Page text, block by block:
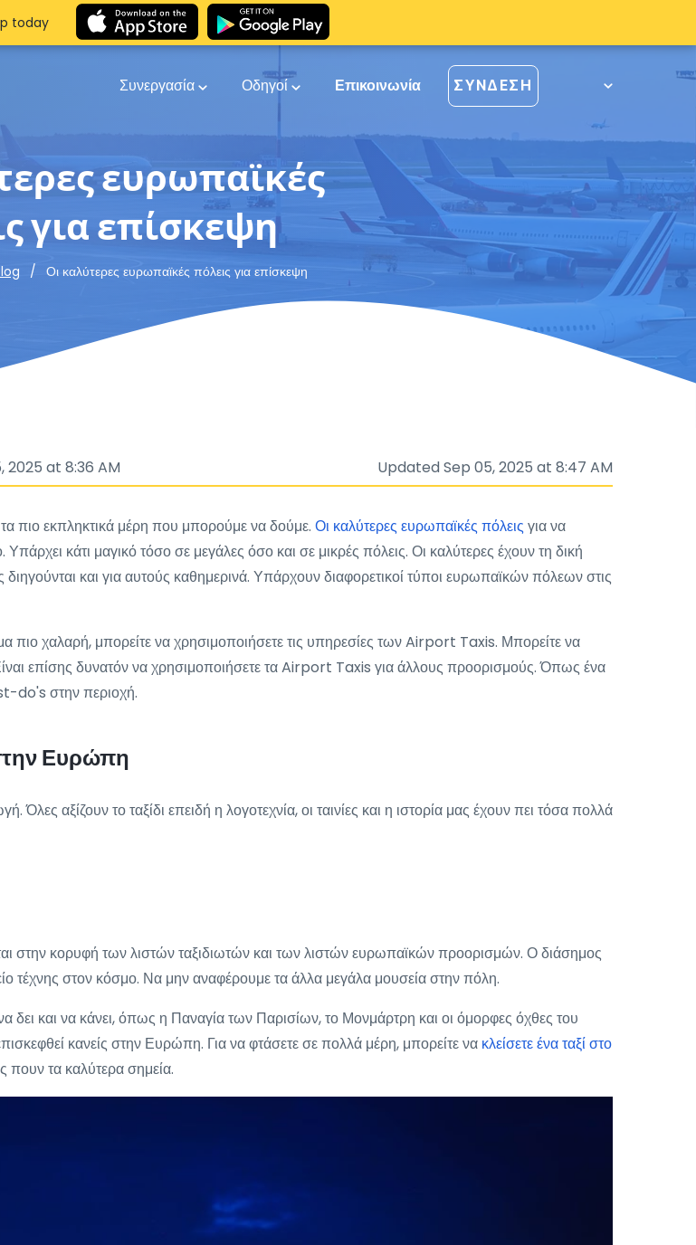
Συνεργασία Οδηγοί Επικοινωνία ΣΎΝΔΕΣΗ
ευρωπαϊκές
για επίσκεψη
Οι καλύτερες ευρωπαϊκές πόλεις για επίσκεψη
today
2025 at 8:36 AM Updated Sep 05, 2025 at 8:47 AM
πιο εκπληκτικά μέρη που μπορούμε να δούμε. Οι καλύτερες ευρωπαϊκές πόλεις για να
κάτι μαγικό τόσο σε μεγάλες όσο και σε μικρές πόλεις. Οι καλύτερες έχουν τη δική
και για αυτούς καθημερινά. Υπάρχουν διαφορετικοί τύποι ευρωπαϊκών πόλεων στις
πιο χαλαρή, μπορείτε να χρησιμοποιήσετε τις υπηρεσίες των Airport Taxis. Μπορείτε να
Είναι επίσης δυνατόν να χρησιμοποιήσετε τα Airport Taxis για άλλους προορισμούς. Όπως ένα
do's στην περιοχή.
Ευρώπη
αξίζουν το ταξίδι επειδή η λογοτεχνία, οι ταινίες και η ιστορία μας έχουν πει τόσα πολλά
στην κορυφή των λιστών ταξιδιωτών και των λιστών ευρωπαϊκών προορισμών. Ο διάσημος
τέχνης στον κόσμο. Να μην αναφέρουμε τα άλλα μεγάλα μουσεία στην πόλη.
δει και να κάνει, όπως η Παναγία των Παρισίων, το Μονμάρτρη και οι όμορφες όχθες του
κανείς στην Ευρώπη. Για να φτάσετε σε πολλά μέρη, μπορείτε να κλείσετε ένα ταξί στο
πουν τα καλύτερα σημεία.